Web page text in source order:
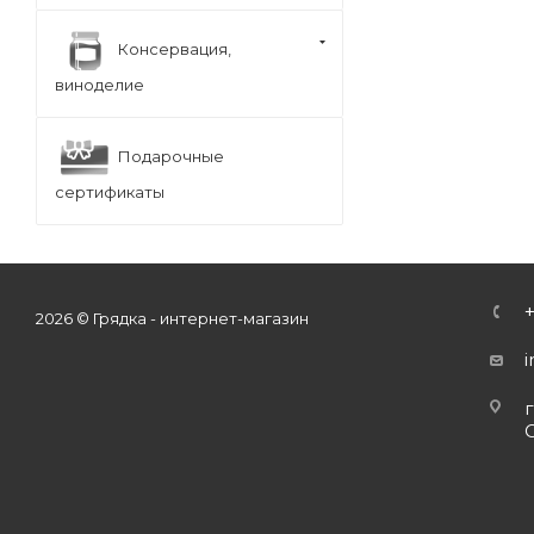
Консервация,
виноделие
Подарочные
сертификаты
2026 © Грядка - интернет-магазин